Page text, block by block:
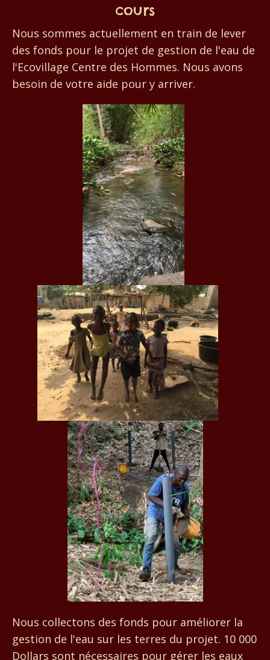
cours
Nous sommes actuellement en train de lever
des fonds pour le projet de gestion de l'eau de
l'Ecovillage Centre des Hommes. Nous avons
besoin de votre aide pour y arriver.
Nous collectons des fonds pour améliorer la
gestion de l'eau sur les terres du projet. 10 000
Dollars sont nécessaires pour gérer les eaux